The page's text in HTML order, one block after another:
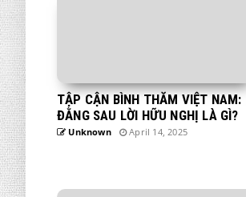
TẬP CẬN BÌNH THĂM VIỆT NAM:
ĐẰNG SAU LỜI HỮU NGHỊ LÀ GÌ?
Unknown April 14, 2025